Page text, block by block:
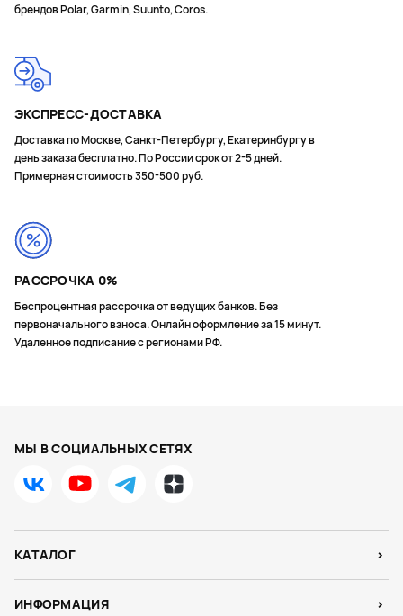
брендов Polar, Garmin, Suunto, Coros.
ЭКСПРЕСС-ДОСТАВКА
Доставка по Москве, Санкт-Петербургу, Екатеринбургу в
день заказа бесплатно. По России срок от 2-5 дней.
Примерная стоимость 350-500 руб.
РАССРОЧКА 0%
Беспроцентная рассрочка от ведущих банков. Без
первоначального взноса. Онлайн оформление за 15 минут.
Удаленное подписание с регионами РФ.
МЫ В СОЦИАЛЬНЫХ СЕТЯХ
КАТАЛОГ
ИНФОРМАЦИЯ